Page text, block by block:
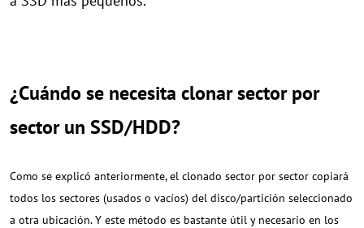
¿Cuándo se necesita clonar sector por
sector un SSD/HDD?
Como se explicó anteriormente, el clonado sector por sector copiará
todos los sectores (usados o vacíos) del disco/partición seleccionado
a otra ubicación. Y este método es bastante útil y necesario en los